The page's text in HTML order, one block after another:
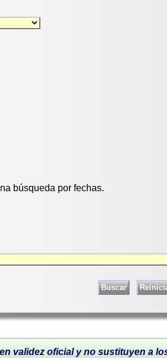
búsqueda por fechas.
validez oficial y no sustituyen a